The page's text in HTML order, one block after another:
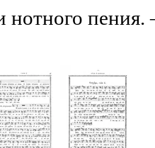
нотного